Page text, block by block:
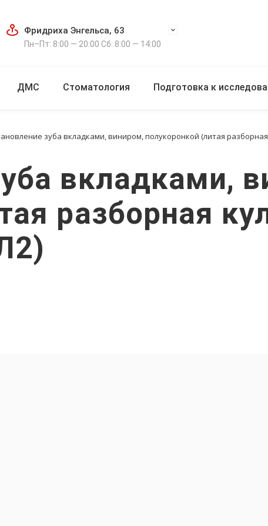
Фридриха Энгельса, 63
Пн–Пт: 8:00 — 20:00 Сб: 8:00 — 14:00
ДМС Стоматология Подготовка к
зуба вкладками, виниром, полукоронкой (литая
вкладками,
разборная